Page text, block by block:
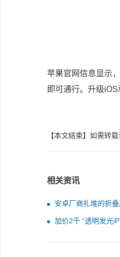
苹果官网信息显示
即可通行。升级
【本文结束】如需转
相关资讯
安卓厂商扎堆的折
润不够
加价2千 “透明发光